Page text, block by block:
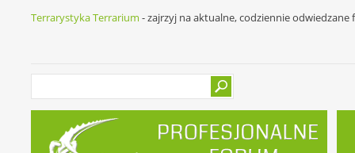
Terrarystyka Terrarium - zajrzyj na aktualne, codziennie